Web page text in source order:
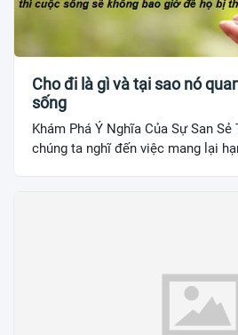
Cho đi là gì và tại sao nó
sống
Khám Phá Ý Nghĩa Của Sự San
chúng ta nghĩ đến việc mang lại